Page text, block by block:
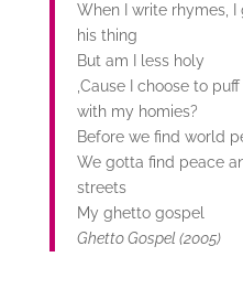
When I write rhymes,
his thing
But am I less holy
‚Cause I choose to
with my homies?
Before we find world
We gotta find peace
streets
My ghetto gospel
Ghetto Gospel (2005)